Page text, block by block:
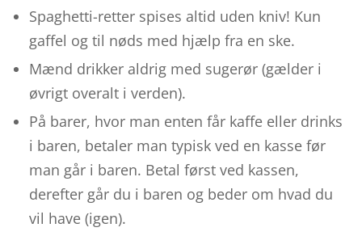
Spaghetti-retter spises altid uden kniv! Kun
gaffel og til nøds med hjælp fra en ske.
Mænd drikker aldrig med sugerør (gælder i
øvrigt overalt i verden).
På barer, hvor man enten får kaffe eller drinks
i baren, betaler man typisk ved en kasse før
man går i baren. Betal først ved kassen,
derefter går du i baren og beder om hvad du
vil have (igen).